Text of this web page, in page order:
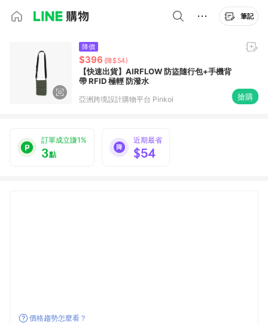
筆記
降價
$396 (降$54)
【快速出貨】AIRFLOW 防盜隨行包+手機背
帶 RFID 極輕 防潑水
亞洲跨境設計購物平台 Pinkoi 搶購
訂單成立賺1%
3點
近期最省
$54
價格趨勢怎麼看？